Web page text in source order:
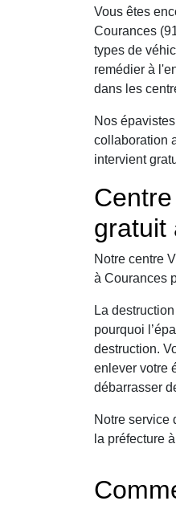
Vous êtes
Courances
types de
remédier à
dans les
Nos
collaboration
intervient
gratuit
Notre centre
à Courances
La
pourquoi
destruction.
enlever votre
débarrasser
Notre service
la préfecture